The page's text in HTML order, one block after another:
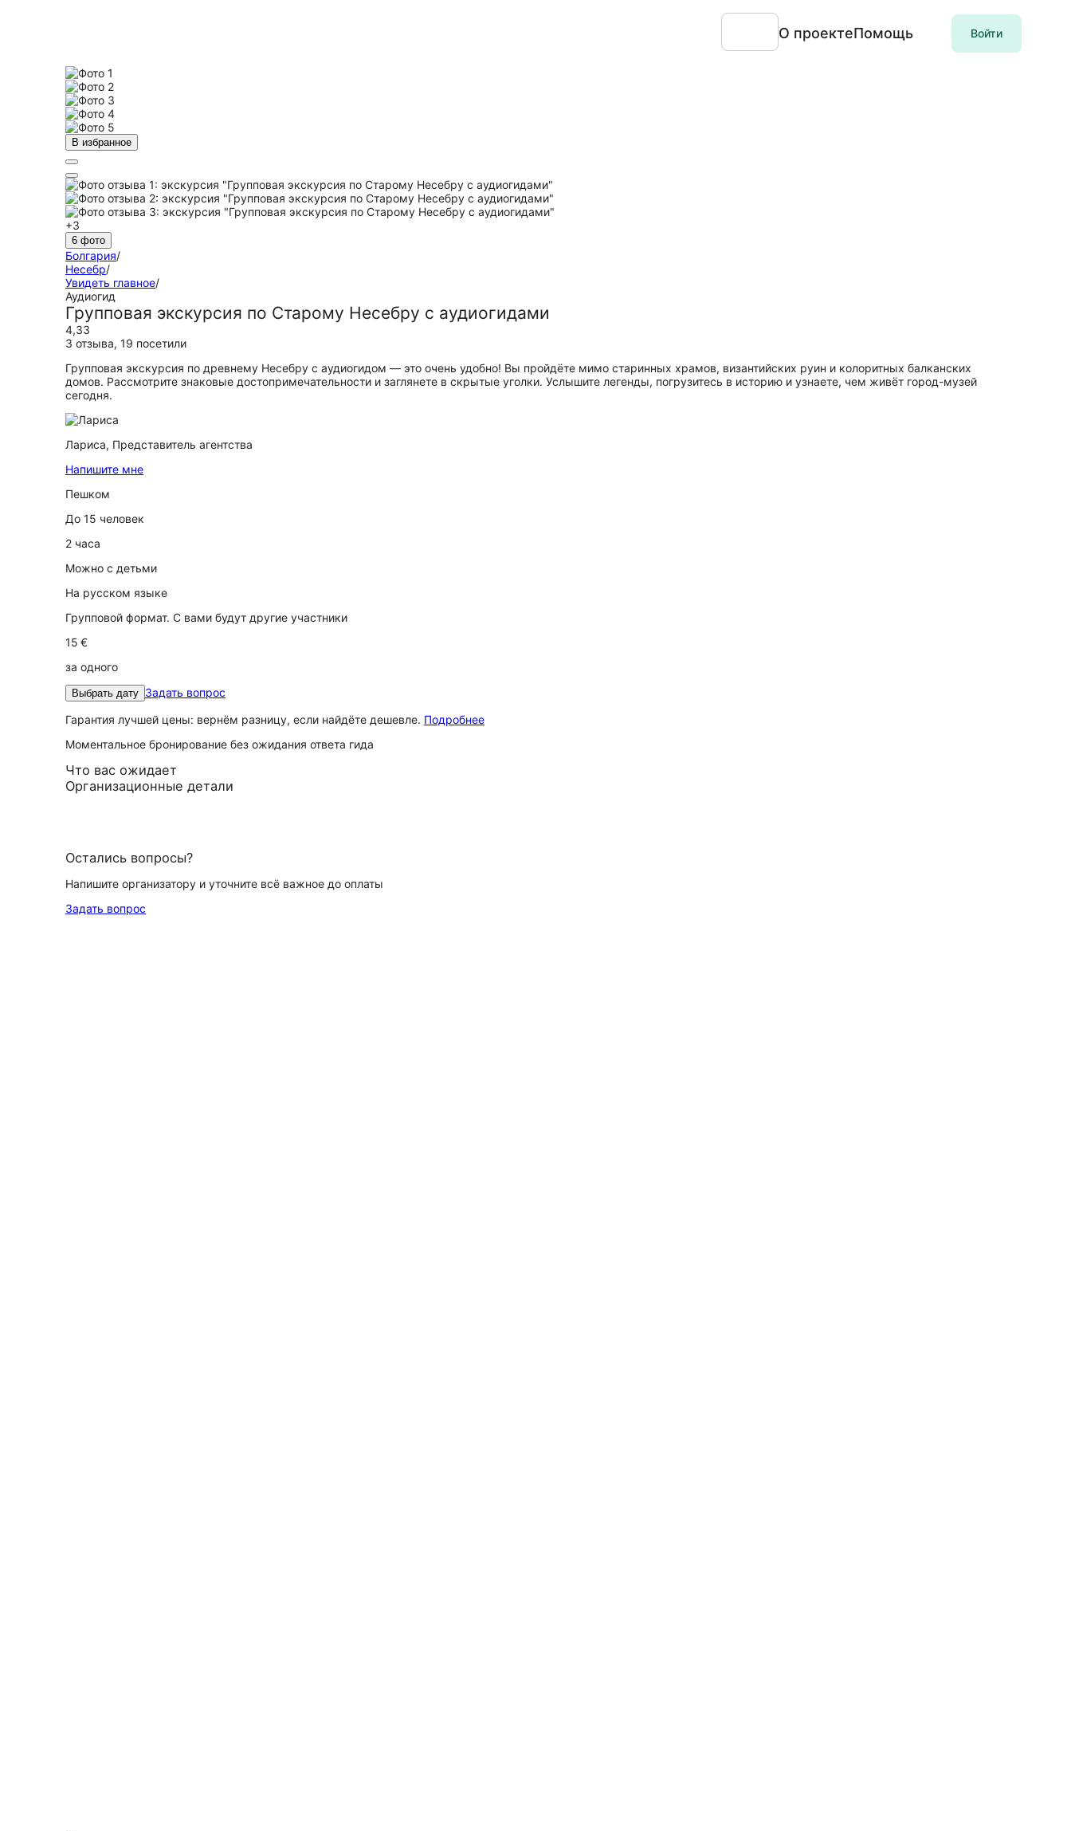
О проектеПомощь Войти
В избранное
+3
6 фото
Болгария/
Несебр/
Увидеть главное/
Аудиогид
Групповая экскурсия по Старому Несебру с аудиогидами
4,33
3 отзыва, 19 посетили
Групповая экскурсия по древнему Несебру с аудиогидом — это очень удобно! Вы пройдёте мимо старинных храмов, византийских руин и колоритных балканских
домов. Рассмотрите знаковые достопримечательности и заглянете в скрытые уголки. Услышите легенды, погрузитесь в историю и узнаете, чем живёт город-музей
сегодня.
Лариса, Представитель агентства
Напишите мне
Пешком
До 15 человек
2 часа
Можно с детьми
На русском языке
Групповой формат. С вами будут другие участники
15 €
за одного
Выбрать дату Задать вопрос
Гарантия лучшей цены: вернём разницу, если найдёте дешевле. Подробнее
Моментальное бронирование без ожидания ответа гида
Что вас ожидает
Организационные детали
Остались вопросы?
Напишите организатору и уточните всё важное до оплаты
Задать вопрос